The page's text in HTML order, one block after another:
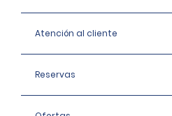
Atención al cliente
Reservas